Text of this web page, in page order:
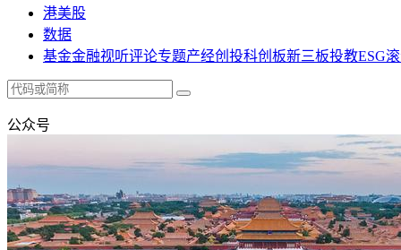
港美股
数据
基金金融视听评论专题产经创投科创板新三板投教ESG
公众号